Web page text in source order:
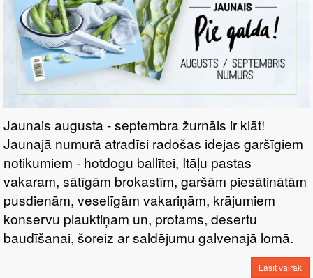
Jaunais augusta - septembra žurnāls ir klāt!
Jaunajā numurā atradīsi radošas idejas garšīgiem
notikumiem - hotdogu ballītei, Itāļu pastas
vakaram, sātīgām brokastīm, garšām piesātinātām
pusdienām, veselīgām vakariņām, krājumiem
konservu plauktiņam un, protams, desertu
baudīšanai, šoreiz ar saldējumu galvenajā lomā.
Lasīt vairāk